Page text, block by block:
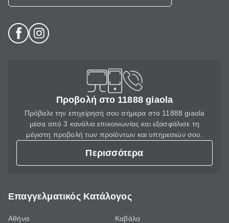
Προβολή στο 11888 giaola
Πρόβαλε την επιχείρησή σου σήμερα στο 11888 giaola
μέσα από 3 κανάλια επικοινωνίας και εξασφάλισε τη
μέγιστη προβολή των προϊόντων και υπηρεσιών σου.
Περισσότερα
Επαγγελματικός Κατάλογος
Αθήνα
Καβάλα